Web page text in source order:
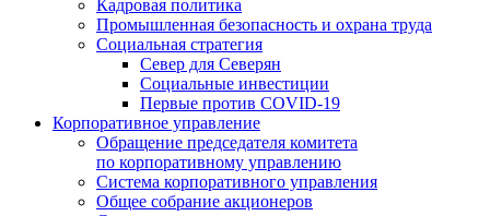
Кадровая политика
Промышленная безопасность и охрана труда
Социальная стратегия
Север для Северян
Социальные инвестиции
Первые против COVID‑19
Корпоративное управление
Обращение председателя комитета
по корпоративному управлению
Система корпоративного управления
Общее собрание акционеров